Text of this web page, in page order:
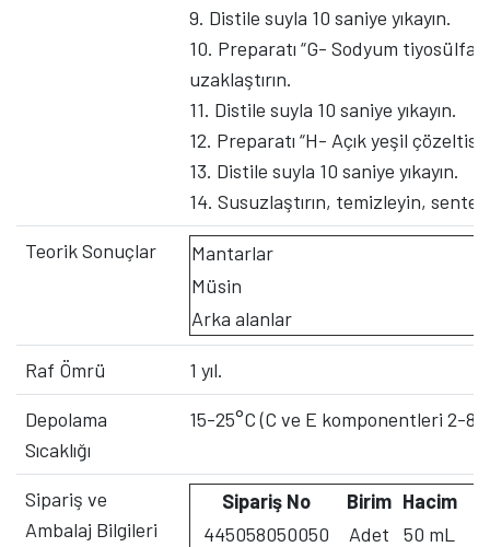
9. Distile suyla 10 saniye yıkayın.
10. Preparatı “G- Sodyum
uzaklaştırın.
11. Distile suyla 10 saniye yıkayın.
12. Preparatı “H- Açık yeşil
13. Distile suyla 10 saniye yıkayın.
14. Susuzlaştırın, temizleyin,
Teorik Sonuçlar
Mantarlar
Müsin
Arka alanlar
Raf Ömrü 1 yıl.
Depolama
Sıcaklığı
15-25°C (C ve E komponentleri 2-8
Sipariş ve
Ambalaj Bilgileri
Sipariş No Birim Hacim
445058050050
Adet 50 mL